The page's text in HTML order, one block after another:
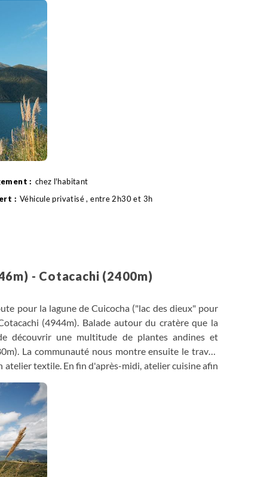
de la route en direction de la région des lacs
l'une des communautés indiennes de la région qui
chez l'habitant
Véhicule privatisé , entre 2h30 et 3h
- Cotacachi (2400m)
pour la lagune de Cuicocha ("lac des dieux" pour
(4944m). Balade autour du cratère que la
découvrir une multitude de plantes andines et
La communauté nous montre ensuite le travail
atelier textile. En fin d'après-midi, atelier cuisine afin
traditionnelles, comme par exemple les
de fromage frais, le tout saupoudré de sucre.